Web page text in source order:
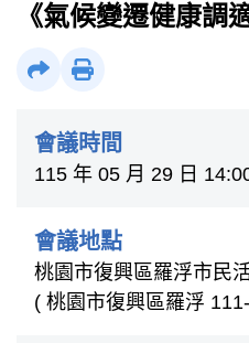
《氣候變遷健康調
會議時間
115 年 05 月 29 日
會議地點
桃園市復興區羅浮市民
( 桃園市復興區羅浮